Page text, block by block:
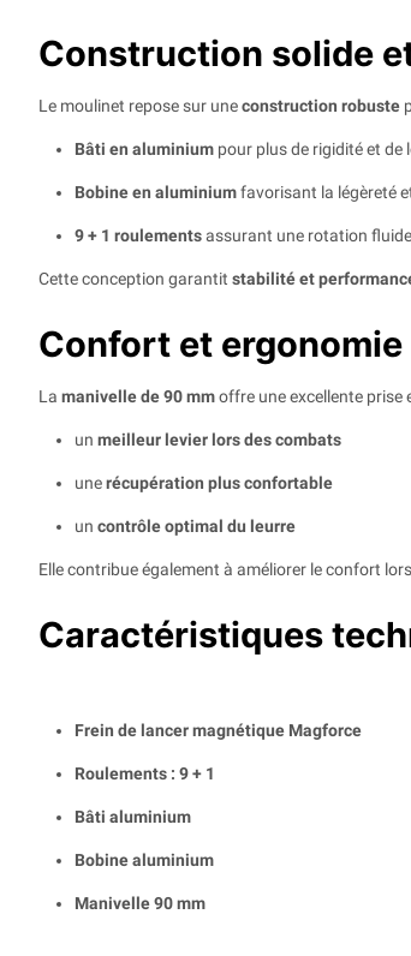
Construction solide
Le moulinet repose sur uneconstruction robuste
Bâti en aluminium pour plus de rigidité et de
Bobine en aluminiumfavorisant la légèreté
9 + 1 roulementsassurant une rotation
Cette conception garantit stabilité et
Confort et ergonomie
La manivelle de 90 mmoffre une excellente prise
un meilleur levier lors des combats
unerécupération plus confortable
un contrôle optimal du leurre
Elle contribue également à améliorer le confort
Caractéristiques
Frein de lancer magnétique Magforce
Roulements : 9 + 1
Bâti aluminium
Bobine aluminium
Manivelle 90 mm